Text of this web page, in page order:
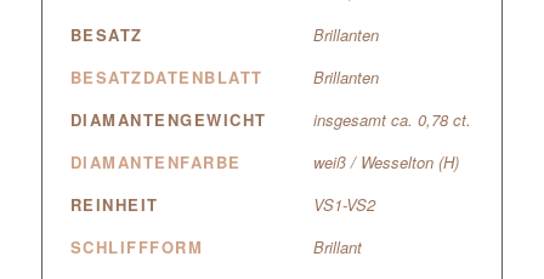
BESATZ
Brillanten
BESATZDATENBLATT
Brillanten
DIAMANTENGEWICHT
insgesamt ca. 0,78 ct.
DIAMANTENFARBE
weiß / Wesselton (H)
REINHEIT
VS1-VS2
SCHLIFFFORM
Brillant